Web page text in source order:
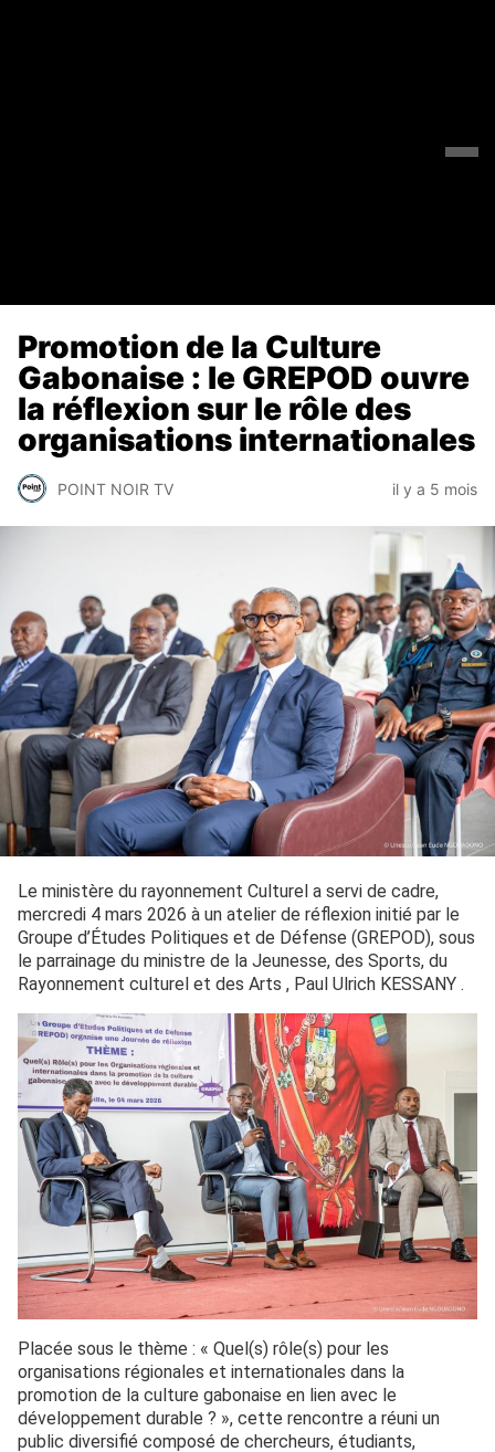
Promotion de la Culture
Gabonaise : le GREPOD ouvre
la réflexion sur le rôle des
organisations internationales
POINT NOIR TV il y a 5 mois
Le ministère du rayonnement Culturel a servi de cadre,
mercredi 4 mars 2026 à un atelier de réflexion initié par le
Groupe d’Études Politiques et de Défense (GREPOD), sous
le parrainage du ministre de la Jeunesse, des Sports, du
Rayonnement culturel et des Arts , Paul Ulrich KESSANY .
Placée sous le thème : « Quel(s) rôle(s) pour les
organisations régionales et internationales dans la
promotion de la culture gabonaise en lien avec le
développement durable ? », cette rencontre a réuni un
public diversifié composé de chercheurs, étudiants,